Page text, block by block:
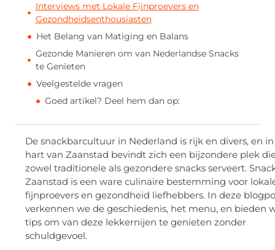
Interviews met Lokale Fijnproevers en
Gezondheidsenthousiasten
Het Belang van Matiging en Balans
Gezonde Manieren om van Nederlandse Snacks
te Genieten
Veelgestelde vragen
Goed artikel? Deel hem dan op:
De snackbarcultuur in Nederland is rijk en divers, en
hart van Zaanstad bevindt zich een bijzondere plek
zowel traditionele als gezondere snacks serveert.
Zaanstad is een ware culinaire bestemming voor
fijnproevers en gezondheid liefhebbers. In deze
verkennen we de geschiedenis, het menu, en bieden
tips om van deze lekkernijen te genieten zonder
schuldgevoel.